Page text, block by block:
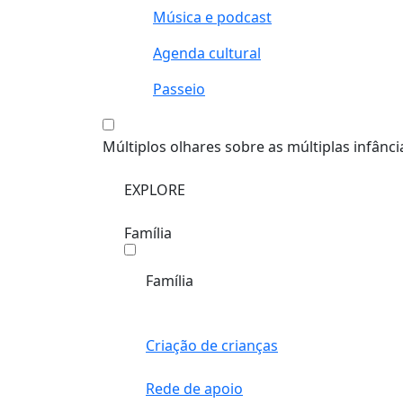
Música e podcast
Agenda cultural
Passeio
Múltiplos olhares sobre as múltiplas
EXPLORE
Família
Família
Criação de crianças
Rede de apoio